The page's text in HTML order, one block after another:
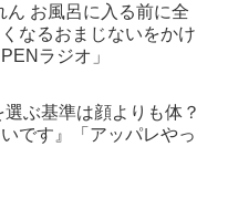
ん お風呂に入る前に全
なるおまじないをかけ
ラジオ」
ぶ基準は顔よりも体？
いです』「アッパレやっ